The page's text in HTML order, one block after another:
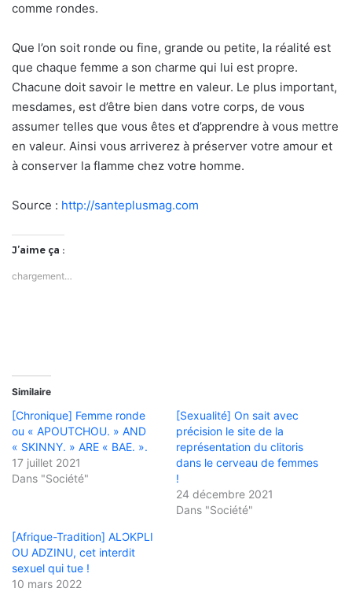
comme rondes.
Que l’on soit ronde ou fine, grande ou petite, la réalité est
que chaque femme a son charme qui lui est propre.
Chacune doit savoir le mettre en valeur. Le plus important,
mesdames, est d’être bien dans votre corps, de vous
assumer telles que vous êtes et d’apprendre à vous mettre
en valeur. Ainsi vous arriverez à préserver votre amour et
à conserver la flamme chez votre homme.
Source : http://santeplusmag.com
J’aime ça :
chargement…
Similaire
[Chronique] Femme ronde
ou « APOUTCHOU. » AND
« SKINNY. » ARE « BAE. ».
17 juillet 2021
Dans "Société"
[Sexualité] On sait avec
précision le site de la
représentation du clitoris
dans le cerveau de femmes
!
24 décembre 2021
Dans "Société"
[Afrique-Tradition] ALƆKPLI
OU ADZINU, cet interdit
sexuel qui tue !
10 mars 2022